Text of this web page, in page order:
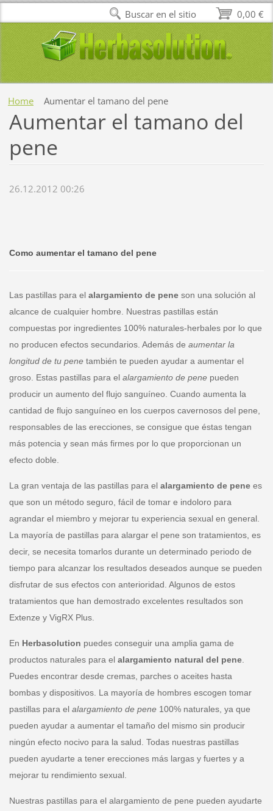
Home Aumentar el tamano del pene
Aumentar el tamano del
pene
26.12.2012 00:26
Como aumentar el tamano del pene
Las pastillas para el alargamiento de peneson una solución al
alcance de cualquier hombre. Nuestras pastillas están
compuestas por ingredientes 100% naturales-herbales por lo que
no producen efectos secundarios. Además de aumentar la
longitud de tu penetambién te pueden ayudar a aumentar el
groso. Estas pastillas para el alargamiento de penepueden
producir un aumento del flujo sanguíneo. Cuando aumenta la
cantidad de flujo sanguíneo en los cuerpos cavernosos del pene,
responsables de las erecciones, se consigue que éstas tengan
más potencia y sean más firmes por lo que proporcionan un
efecto doble.
La gran ventaja de las pastillas para el alargamiento de penees
que son un método seguro, fácil de tomar e indoloro para
agrandar el miembro y mejorar tu experiencia sexual en general.
La mayoría de pastillas para alargar el pene son tratamientos, es
decir, se necesita tomarlos durante un determinado periodo de
tiempo para alcanzar los resultados deseados aunque se pueden
disfrutar de sus efectos con anterioridad. Algunos de estos
tratamientos que han demostrado excelentes resultados son
Extenze y VigRX Plus.
En Herbasolution puedes conseguir una amplia gama de
productos naturales para el alargamiento natural del pene.
Puedes encontrar desde cremas, parches o aceites hasta
bombas y dispositivos. La mayoría de hombres escogen tomar
pastillas para el alargamiento de pene100% naturales, ya que
pueden ayudar a aumentar el tamaño del mismo sin producir
ningún efecto nocivo para la salud. Todas nuestras pastillas
pueden ayudarte a tener erecciones más largas y fuertes y a
mejorar tu rendimiento sexual.
Nuestras pastillas para el alargamiento de pene pueden ayudarte
0,00 €
Buscar en el sitio